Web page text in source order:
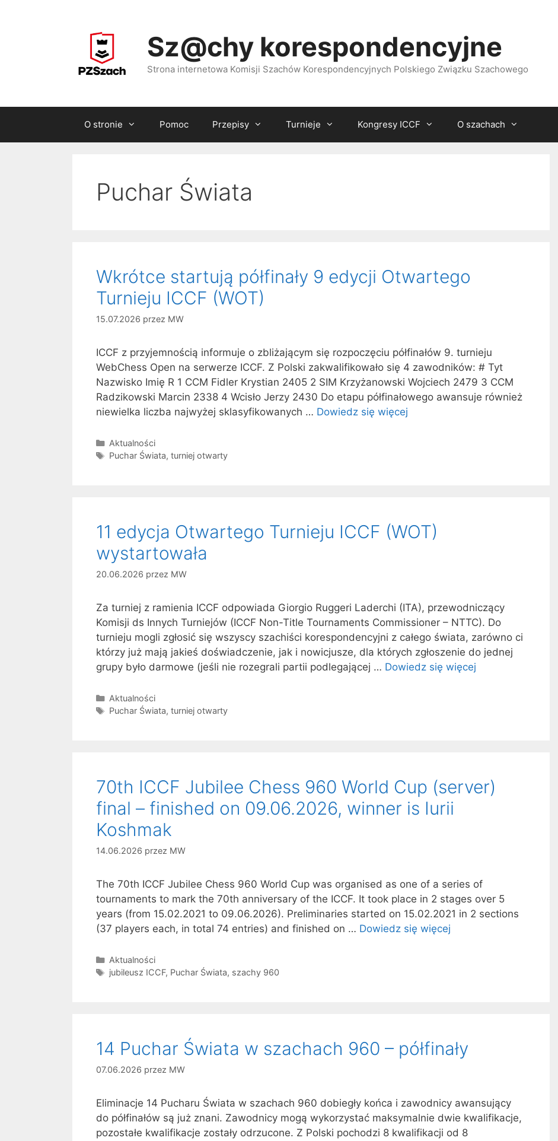
Sz@chy korespondencyjne
Strona internetowa Komisji Szachów Korespondencyjnych Polskiego Związku Szachowego
O stronie Pomoc Przepisy Turnieje Kongresy ICCF O szachach
Puchar Świata
Wkrótce startują półfinały 9 edycji Otwartego
Turnieju ICCF (WOT)
15.07.2026 przez MW
ICCF z przyjemnością informuje o zbliżającym się rozpoczęciu półfinałów 9. turnieju
WebChess Open na serwerze ICCF. Z Polski zakwalifikowało się 4 zawodników: # Tyt
Nazwisko Imię R 1 CCM Fidler Krystian 2405 2 SIM Krzyżanowski Wojciech 2479 3 CCM
Radzikowski Marcin 2338 4 Wcisło Jerzy 2430 Do etapu półfinałowego awansuje również
niewielka liczba najwyżej sklasyfikowanych … Dowiedz się więcej
Kategorie
Aktualności
Tagi
Puchar Świata, turniej otwarty
11 edycja Otwartego Turnieju ICCF (WOT)
wystartowała
20.06.2026 przez MW
Za turniej z ramienia ICCF odpowiada Giorgio Ruggeri Laderchi (ITA), przewodniczący
Komisji ds Innych Turniejów (ICCF Non-Title Tournaments Commissioner – NTTC). Do
turnieju mogli zgłosić się wszyscy szachiści korespondencyjni z całego świata, zarówno ci
którzy już mają jakieś doświadczenie, jak i nowicjusze, dla których zgłoszenie do jednej
grupy było darmowe (jeśli nie rozegrali partii podlegającej … Dowiedz się więcej
Kategorie
Aktualności
Tagi
Puchar Świata, turniej otwarty
70th ICCF Jubilee Chess 960 World Cup (server)
final – finished on 09.06.2026, winner is Iurii
Koshmak
14.06.2026 przez MW
The 70th ICCF Jubilee Chess 960 World Cup was organised as one of a series of
tournaments to mark the 70th anniversary of the ICCF. It took place in 2 stages over 5
years (from 15.02.2021 to 09.06.2026). Preliminaries started on 15.02.2021 in 2 sections
(37 players each, in total 74 entries) and finished on … Dowiedz się więcej
Kategorie
Aktualności
Tagi
jubileusz ICCF, Puchar Świata, szachy 960
14 Puchar Świata w szachach 960 – półfinały
07.06.2026 przez MW
Eliminacje 14 Pucharu Świata w szachach 960 dobiegły końca i zawodnicy awansujący
do półfinałów są już znani. Zawodnicy mogą wykorzystać maksymalnie dwie kwalifikacje,
pozostałe kwalifikacje zostały odrzucone. Z Polski pochodzi 8 kwalifikacji od 8